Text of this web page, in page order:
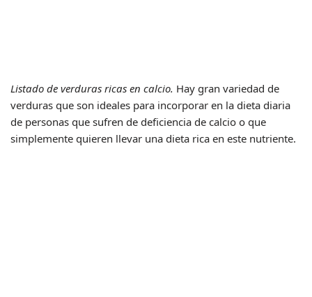
Listado de verduras ricas en calcio. Hay gran variedad de
verduras que son ideales para incorporar en la dieta diaria
de personas que sufren de deficiencia de calcio o que
simplemente quieren llevar una dieta rica en este nutriente.